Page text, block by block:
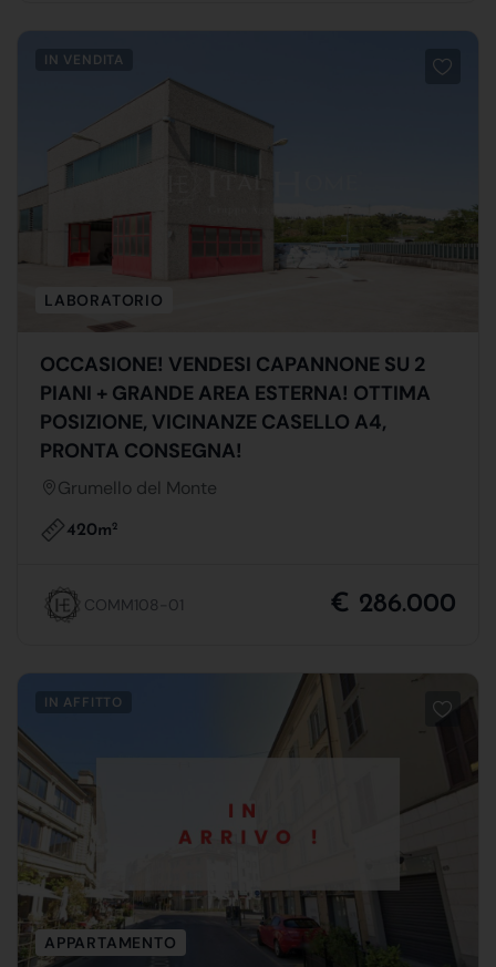
IN VENDITA
LABORATORIO
OCCASIONE! VENDESI CAPANNONE SU 2
PIANI + GRANDE AREA ESTERNA! OTTIMA
POSIZIONE, VICINANZE CASELLO A4,
PRONTA CONSEGNA!
Grumello del Monte
420m2
COMM108-01 € 286.000
IN AFFITTO
APPARTAMENTO